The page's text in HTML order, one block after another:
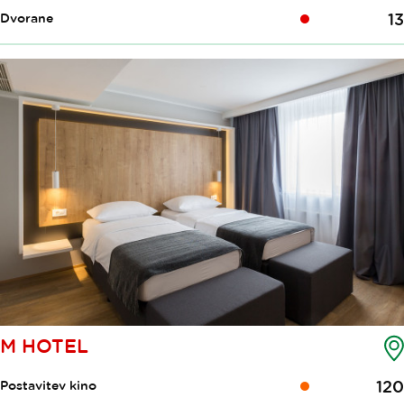
Dvorane 13
M HOTEL
Postavitev kino 120